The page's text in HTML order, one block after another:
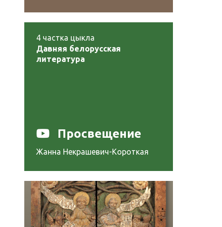
4 частка цыкла
Давняя белорусская
литература
Просвещение
Жанна Некрашевич-Короткая